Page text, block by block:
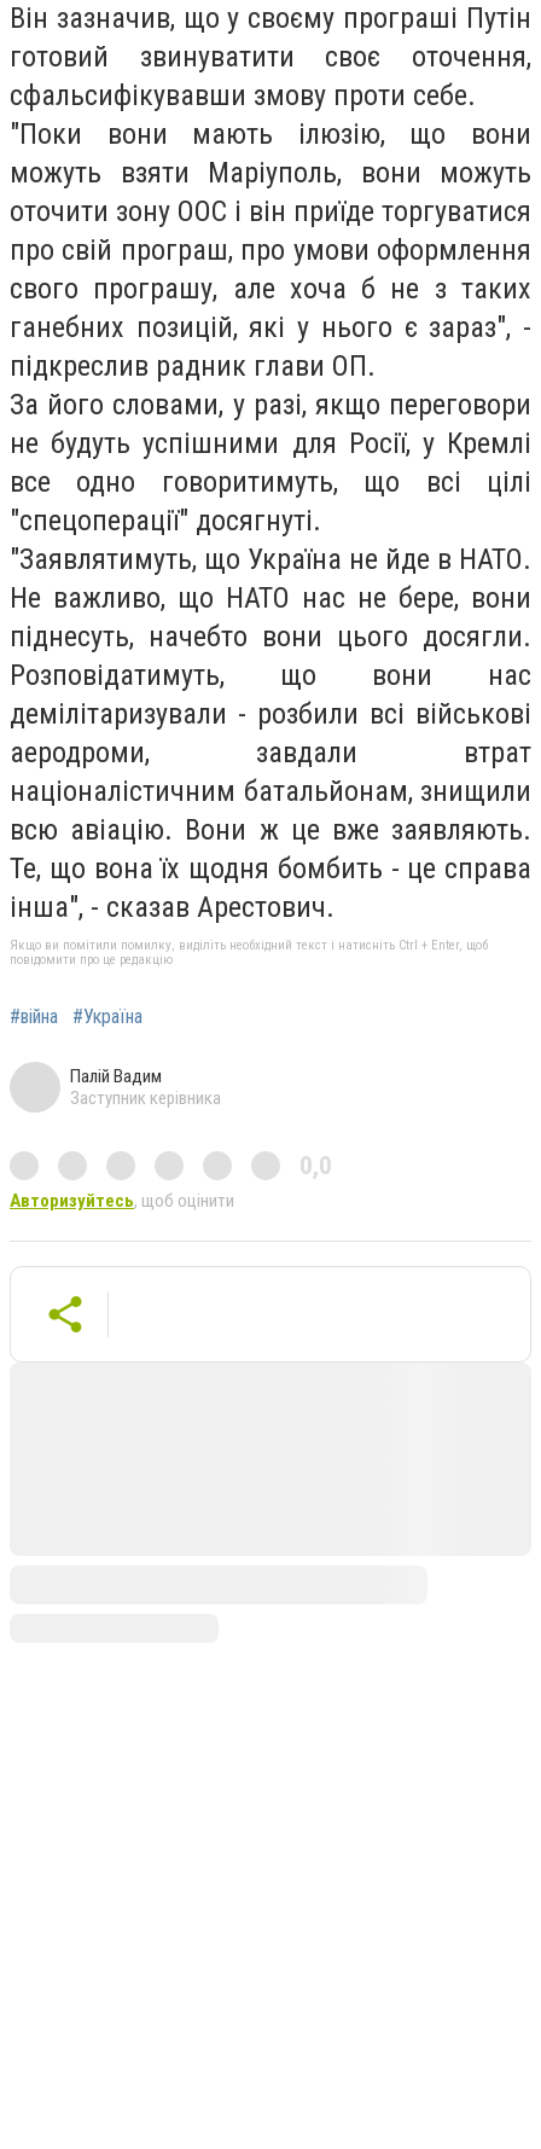
Він зазначив, що у своєму програші Путін
готовий звинуватити своє оточення,
сфальсифікувавши змову проти себе.
"Поки вони мають ілюзію, що вони
можуть взяти Маріуполь, вони можуть
оточити зону ООС і він приїде торгуватися
про свій програш, про умови оформлення
свого програшу, але хоча б не з таких
ганебних позицій, які у нього є зараз", -
підкреслив радник глави ОП.
За його словами, у разі, якщо переговори
не будуть успішними для Росії, у Кремлі
все одно говоритимуть, що всі цілі
"спецоперації" досягнуті.
"Заявлятимуть, що Україна не йде в НАТО.
Не важливо, що НАТО нас не бере, вони
піднесуть, начебто вони цього досягли.
Розповідатимуть, що вони нас
демілітаризували - розбили всі військові
аеродроми, завдали втрат
націоналістичним батальйонам, знищили
всю авіацію. Вони ж це вже заявляють.
Те, що вона їх щодня бомбить - це справа
інша", - сказав Арестович.
Якщо ви помітили помилку, виділіть необхідний текст і натисніть Ctrl + Enter, щоб
повідомити про це редакцію
#війна #Україна
Палій Вадим
Заступник керівника
0,0
Авторизуйтесь, щоб оцінити